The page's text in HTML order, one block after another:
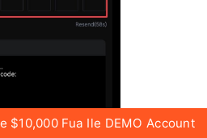
$10,000 Fua Ile DEMO Account